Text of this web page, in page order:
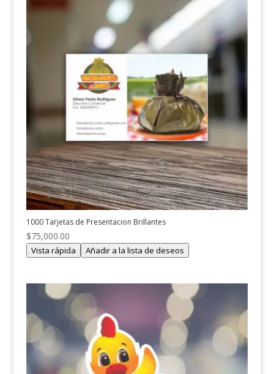
1000 Tarjetas de Presentacion Brillantes
$75,000.00
Vista rápida Añadir a la lista de deseos